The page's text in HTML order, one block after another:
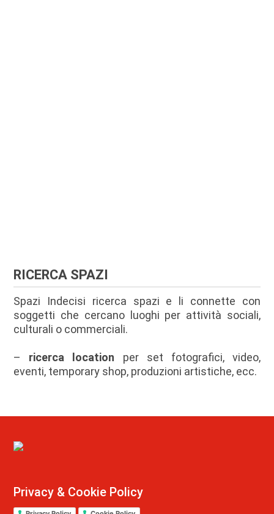
RICERCA SPAZI
Spazi Indecisi ricerca spazi e li connette con
soggetti che cercano luoghi per attività sociali,
culturali o commerciali.
– ricerca location per set fotografici, video,
eventi, temporary shop, produzioni artistiche, ecc.
Privacy & Cookie Policy